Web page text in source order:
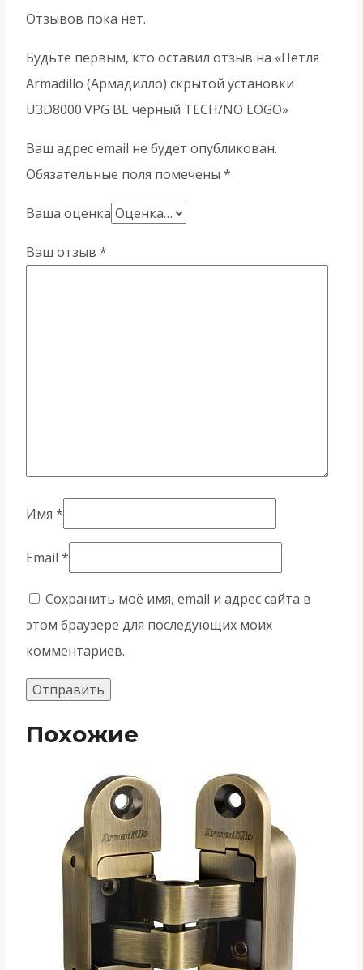
Отзывов пока нет.
Будьте первым, кто оставил отзыв на «Петля
Armadillo (Армадилло) скрытой установки
U3D8000.VPG BL черный TECH/NO LOGO»
Ваш адрес email не будет опубликован.
Обязательные поля помечены *
Ваша оценка
Ваш отзыв *
Имя *
Email *
Сохранить моё имя, email и адрес сайта в
этом браузере для последующих моих
комментариев.
Похожие